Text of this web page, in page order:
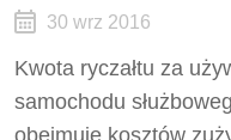
30 wrz 2016
Kwota ryczałtu za
samochodu
obejmuje kosztów